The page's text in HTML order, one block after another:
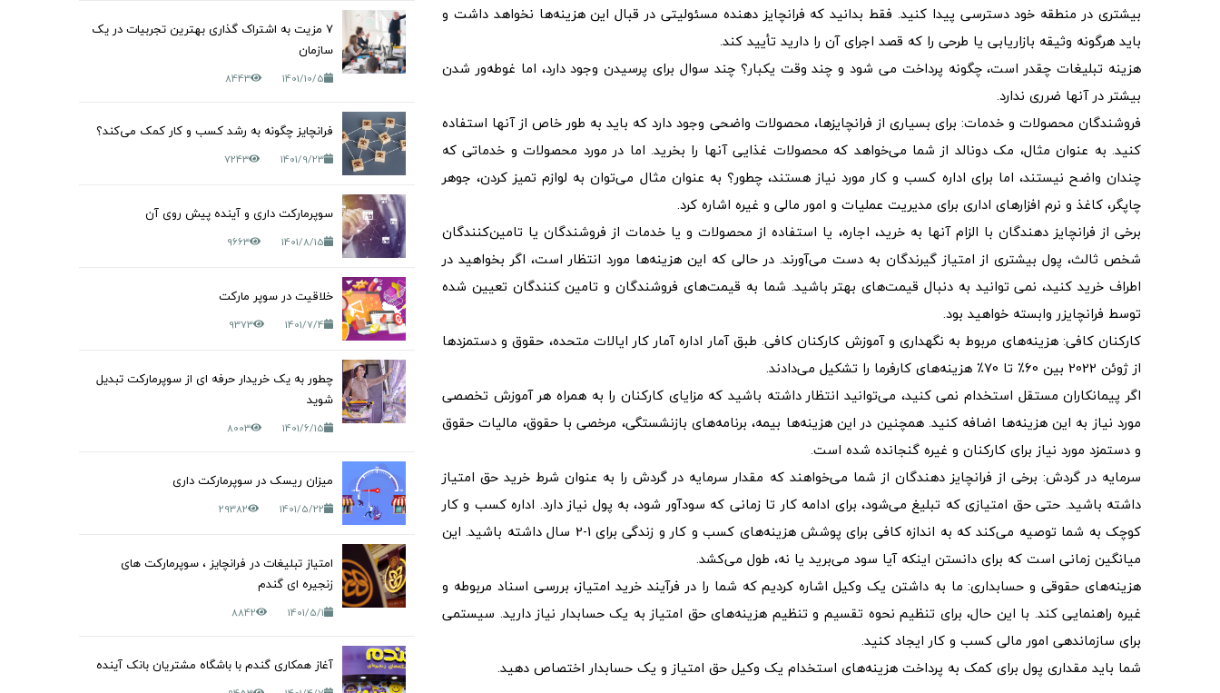
بیشتری در منطقه خود دسترسی پیدا کنید. فقط بدانید که فرانچایز دهنده مسئولیتی در قبال این هزینه‌ها نخواهد داشت و
باید هرگونه وثیقه بازاریابی یا طرحی را که قصد اجرای آن را دارید تأیید کند.
هزینه تبلیغات چقدر است، چگونه پرداخت می شود و چند وقت یکبار؟ چند سوال برای پرسیدن وجود دارد، اما غوطه‌ور شدن
بیشتر در آنها ضرری ندارد.
فروشندگان محصولات و خدمات: برای بسیاری از فرانچایزها، محصولات واضحی وجود دارد که باید به طور خاص از آنها استفاده
کنید. به عنوان مثال، مک دونالد از شما می‌خواهد که محصولات غذایی آنها را بخرید. اما در مورد محصولات و خدماتی که
چندان واضح نیستند، اما برای اداره کسب و کار مورد نیاز هستند، چطور؟ به عنوان مثال می‌توان به لوازم تمیز کردن، جوهر
چاپگر، کاغذ و نرم افزارهای اداری برای مدیریت عملیات و امور مالی و غیره اشاره کرد.
برخی از فرانچایز دهندگان با الزام آنها به خرید، اجاره، یا استفاده از محصولات و یا خدمات از فروشندگان یا تامین‌کنندگان
شخص ثالث، پول بیشتری از امتیاز گیرندگان به دست می‌آورند. در حالی که این هزینه‌ها مورد انتظار است، اگر بخواهید در
اطراف خرید کنید، نمی توانید به دنبال قیمت‌های بهتر باشید. شما به قیمت‌های فروشندگان و تامین کنندگان تعیین شده
توسط فرانچایزر وابسته خواهید بود.
کارکنان کافی: هزینه‌های مربوط به نگهداری و آموزش کارکنان کافی. طبق آمار اداره آمار کار ایالات متحده، حقوق و دستمزدها
از ژوئن 2022 بین 60٪ تا 70٪ هزینه‌های کارفرما را تشکیل می‌دادند.
اگر پیمانکاران مستقل استخدام نمی کنید، می‌توانید انتظار داشته باشید که مزایای کارکنان را به همراه هر آموزش تخصصی
مورد نیاز به این هزینه‌ها اضافه کنید. همچنین در این هزینه‌ها بیمه، برنامه‌های بازنشستگی، مرخصی با حقوق، مالیات حقوق
و دستمزد مورد نیاز برای کارکنان و غیره گنجانده شده است.
سرمایه در گردش: برخی از فرانچایز دهندگان از شما می‌خواهند که مقدار سرمایه در گردش را به عنوان شرط خرید حق امتیاز
داشته باشید. حتی حق امتیازی که تبلیغ می‌شود، برای ادامه کار تا زمانی که سودآور شود، به پول نیاز دارد. اداره کسب و کار
کوچک به شما توصیه می‌کند که به اندازه کافی برای پوشش هزینه‌های کسب و کار و زندگی برای 1-2 سال داشته باشید. این
میانگین زمانی است که برای دانستن اینکه آیا سود می‌برید یا نه، طول می‌کشد.
هزینه‌های حقوقی و حسابداری: ما به داشتن یک وکیل اشاره کردیم که شما را در فرآیند خرید امتیاز، بررسی اسناد مربوطه و
غیره راهنمایی کند. با این حال، برای تنظیم نحوه تقسیم و تنظیم هزینه‌های حق امتیاز به یک حسابدار نیاز دارید. سیستمی
برای سازماندهی امور مالی کسب و کار ایجاد کنید.
شما باید مقداری پول برای کمک به پرداخت هزینه‌های استخدام یک وکیل حق امتیاز و یک حسابدار اختصاص دهید.
7 مزیت به اشتراک گذاری بهترین تجربیات در یک
سازمان
1401/10/5
8443
فرانچایز چگونه به رشد کسب و کار کمک می‌کند؟
1401/9/23
7243
سوپرمارکت داری و آینده پیش روی آن
1401/8/15
9663
خلاقیت در سوپر مارکت
1401/7/4
9373
چطور به یک خریدار حرفه ای از سوپرمارکت تبدیل
شوید
1401/6/15
8003
میزان ریسک در سوپرمارکت داری
1401/5/22
29382
امتیاز تبلیغات در فرانچایز ، سوپرمارکت های
زنجیره ای گندم
1401/5/1
8842
آغاز همکاری گندم با باشگاه مشتریان بانک آینده